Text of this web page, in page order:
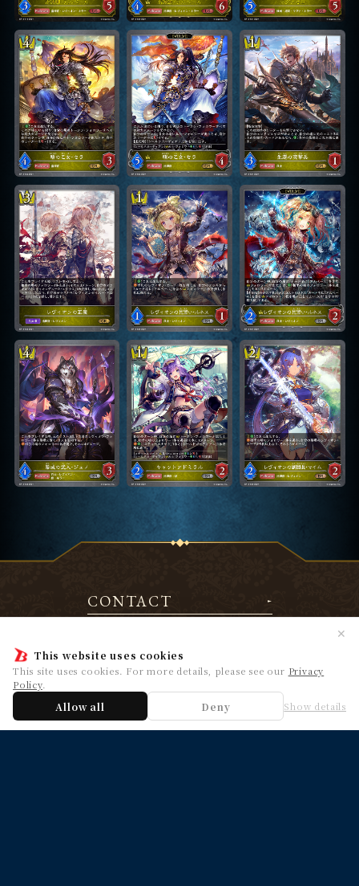
This website uses cookies
This site uses cookies. For more details, please see our Privacy
Policy.
Allow all Deny Show details
✕
CONTACT
HOME NEWS